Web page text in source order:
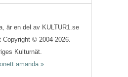
är en del av KULTUR1.se
Copyright © 2004-2026.
Kulturnät.
amanda »